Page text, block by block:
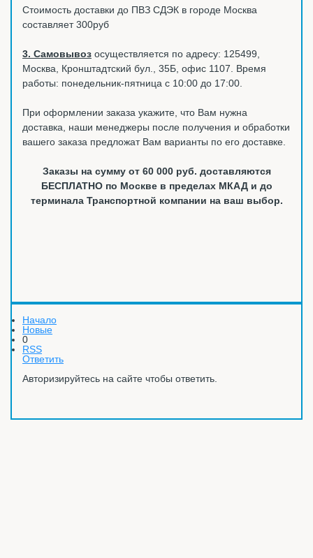
Стоимость доставки до ПВЗ СДЭК в городе Москва
составляет 300руб
3. Самовывоз осуществляется по адресу: 125499,
Москва, Кронштадтский бул., 35Б, офис 1107. Время
работы: понедельник-пятница с 10:00 до 17:00.
При оформлении заказа укажите, что Вам нужна
доставка, наши менеджеры после получения и обработки
вашего заказа предложат Вам варианты по его доставке.
Заказы на сумму от 60 000 руб. доставляются
БЕСПЛАТНО по Москве в пределах МКАД и до
терминала Транспортной компании на ваш выбор.
Начало
Новые
0
RSS
Ответить
Авторизируйтесь на сайте чтобы ответить.